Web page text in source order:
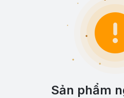
Sản phẩm